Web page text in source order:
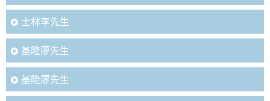
士林李先生
基隆廖先生
基隆廖先生